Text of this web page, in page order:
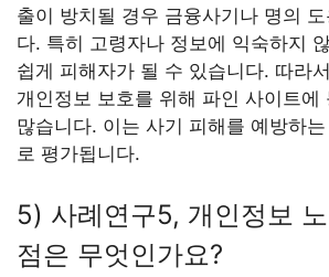
출이 방치될 경우 금융사기나 명의
다. 특히 고령자나 정보에 익숙하지
쉽게 피해자가 될 수 있습니다. 따라
개인정보 보호를 위해 파인 사이트에
많습니다. 이는 사기 피해를 예방하
로 평가됩니다.
5) 사례연구5, 개인정보
점은 무엇인가요?